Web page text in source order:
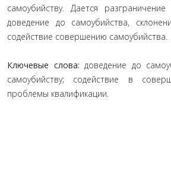
самоубийству. Дается
доведение до самоубийства,
содействие совершению самоубийства.
Ключевые слова: доведение до
самоубийству; содействие в
проблемы квалификации.